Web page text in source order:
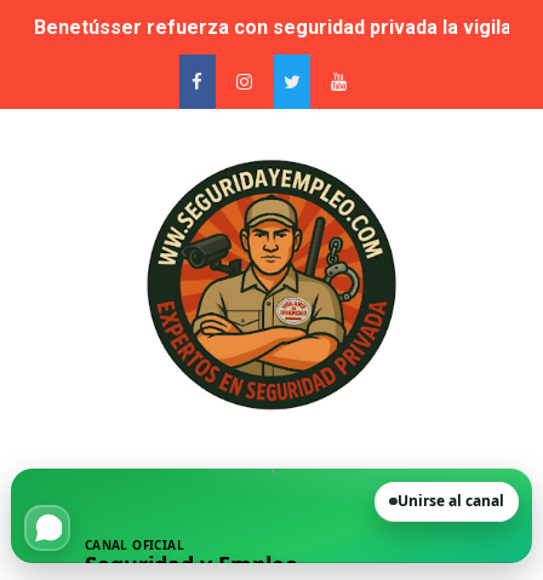
Benetússer refuerza con seguridad privada la
Publicada la lista de aptos para la habilitación como
Grupo Secoex se perfila como adjudicataria de la
Adjudicado por 87,9 millones el contrato de apoyo a
🚨 Falta de vigilantes en El Retiro: cuando la
Suspensión cautelar de la adjudicación de varios
🛡️ Vecinos de VPP en Playa de San Juan denuncian
La Moraleja, condenada a readmitir a su director de
FGV destinará más de 30 millones de euros a los
CANAL OFICIAL
Seguridad y Empleo
Unirse al canal